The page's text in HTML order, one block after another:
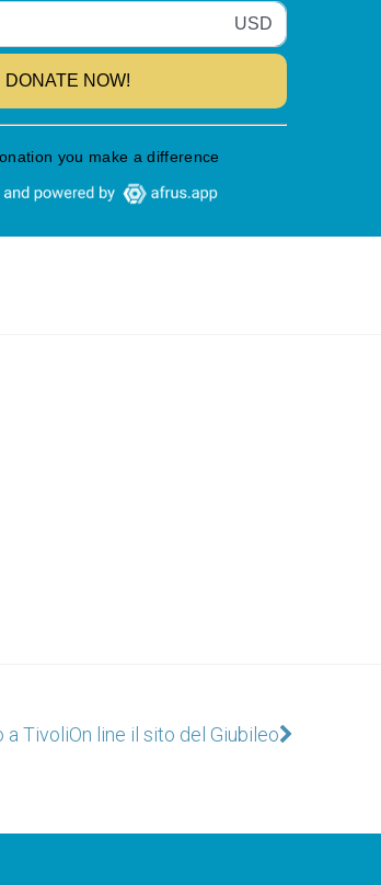
a TivoliOn line il sito del Giubileo